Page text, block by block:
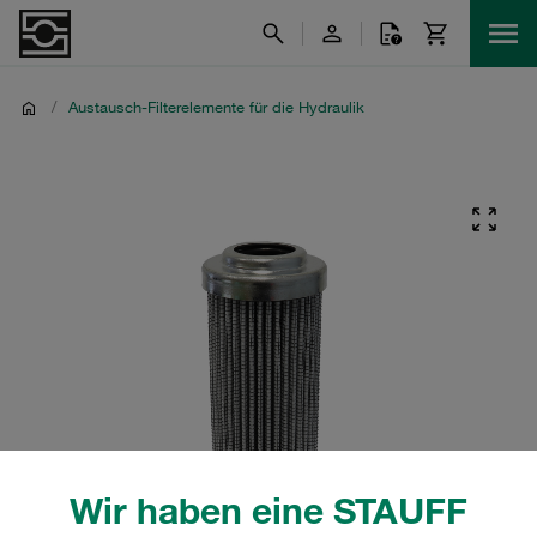
Wir haben eine STAUFF
/ Austausch-Filterelemente für die Hydraulik